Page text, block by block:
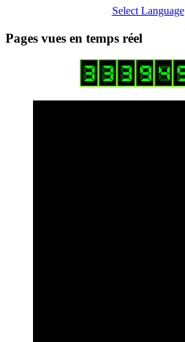
Select Language
Pages vues en temps réel